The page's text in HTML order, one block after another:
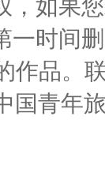
，如果
一时间
作品。
国青年